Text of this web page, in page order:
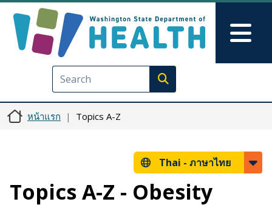
Execute search
หน้าแรก Topics A-Z
Thai - ภาษาไทย
Topics A-Z - Obesity